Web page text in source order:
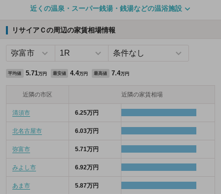
近くの温泉・スーパー銭湯・銭湯などの温浴施設
リサイアＣの周辺の家賃相場情報
平均値 5.71万円 最安値 4.4万円 最高値 7.4万円
近隣の市区 近隣の家賃相場
清須市 6.25万円
北名古屋市 6.03万円
弥富市 5.71万円
みよし市 6.92万円
あま市 5.87万円